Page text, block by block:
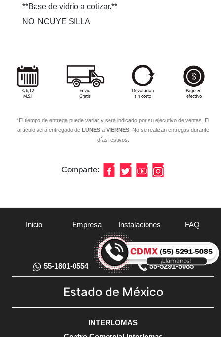
**Base de vidrio a cotizar.**
NO INCUYE SILLA
*El tiempo de entrega puede variar y será indicado por su ejecutivo de ventas. El
artículo será entregado de LUNESa VIERNES. No se realizan entregas durante
días festivos.
Comparte:
Inicio Empresa Instalaciones FAQ
Contacto
55-1801-0554 55-5291-5085
Estado de México
INTERLOMAS